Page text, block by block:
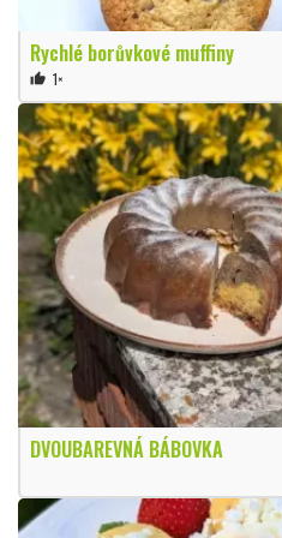
Rychlé borůvkové muffiny
thumb_up 1×
DVOUBAREVNÁ BÁBOVKA